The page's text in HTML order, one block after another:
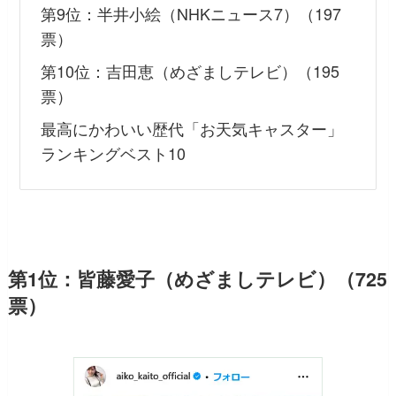
第9位：半井小絵（NHKニュース7）（197
票）
第10位：吉田恵（めざましテレビ）（195
票）
最高にかわいい歴代「お天気キャスター」
ランキングベスト10
第1位：皆藤愛子（めざましテレビ）（725
票）